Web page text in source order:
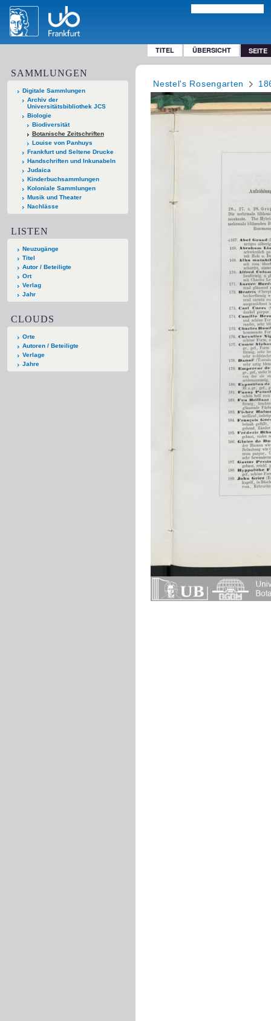
TITEL ÜBERSICHT SEITE
SAMMLUNGEN
Digitale Sammlungen
Archiv der
Universitätsbibliothek JCS
Biologie
Biodiversität
Botanische Zeitschriften
Louise von Panhuys
Frankfurt und Seltene Drucke
Handschriften und Inkunabeln
Judaica
Kinderbuchsammlungen
Koloniale Sammlungen
Musik und Theater
Nachlässe
LISTEN
Neuzugänge
Titel
Autor / Beteiligte
Ort
Verlag
Jahr
CLOUDS
Orte
Autoren / Beteiligte
Verlage
Jahre
Nestel's Rosengarten